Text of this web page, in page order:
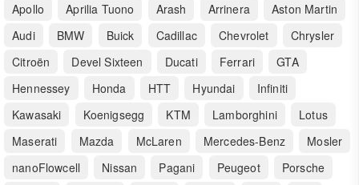
Apollo Aprilia Tuono Arash Arrinera
Aston Martin
Audi
BMW Buick Cadillac Chevrolet
Chrysler
Citroën
Devel Sixteen Ducati Ferrari
GTA
Hennessey
Honda HTT Hyundai
Infiniti
Kawasaki
Koenigsegg KTM Lamborghini
Lotus
Maserati
Mazda McLaren Mercedes-Benz
Mosler
nanoFlowcell
Nissan Pagani Peugeot
Porsche